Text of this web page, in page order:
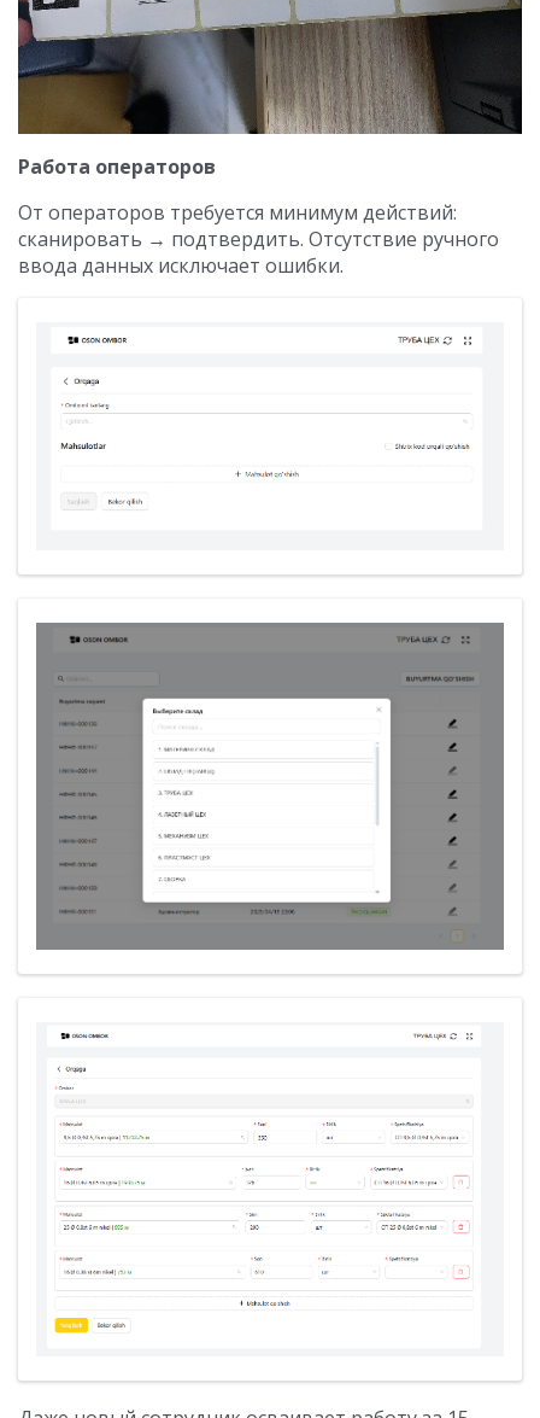
Работа операторов
От операторов требуется минимум действий:
сканировать → подтвердить. Отсутствие ручного
ввода данных исключает ошибки.